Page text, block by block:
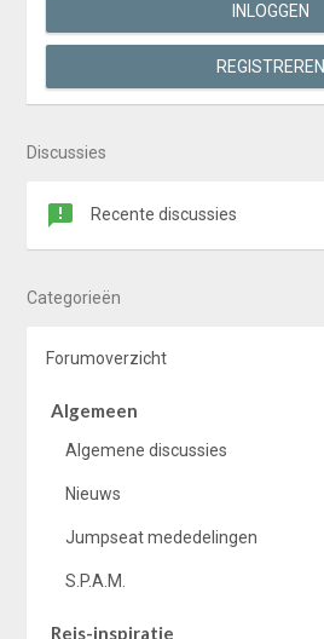
INLOGGEN
REGISTREREN
Discussies
Recente discussies
Categorieën
Forumoverzicht
Algemeen
Algemene discussies
Nieuws
Jumpseat mededelingen
S.P.A.M.
Reis-inspiratie